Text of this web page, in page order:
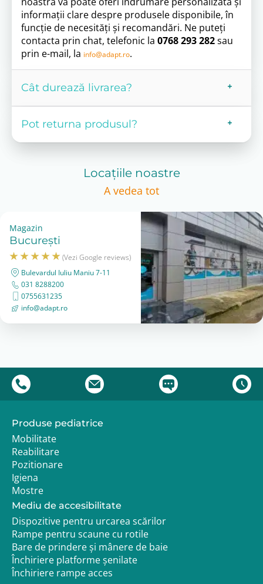
informații clare despre produsele disponibile, în
funcție de necesități și recomandări. Ne puteți
contacta prin chat, telefonic la 0768 293 282sau
prin e-mail, la info@adapt.ro.
Cât durează livrarea?
Pot returna produsul?
Locațiile noastre
A vedea tot
Magazin
București
(Vezi Google reviews)
Bulevardul Iuliu Maniu 7-11
031 8288200
0755631235
info@adapt.ro
Produse pediatrice
Mobilitate
Reabilitare
Pozitionare
Igiena
Mostre
Mediu de accesibilitate
Dispozitive pentru urcarea scărilor
Rampe pentru scaune cu rotile
Bare de prindere și mânere de baie
Închiriere platforme șenilate
Închiriere rampe acces